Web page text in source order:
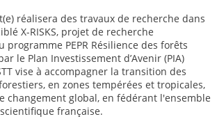
réalisera des travaux de recherche dans
X-RISKS, projet de recherche
PEPR Résilience des forêts
le Plan Investissement d’Avenir (PIA)
vise à accompagner la transition des
en zones tempérées et tropicales,
changement global, en fédérant l'ensemble
française.